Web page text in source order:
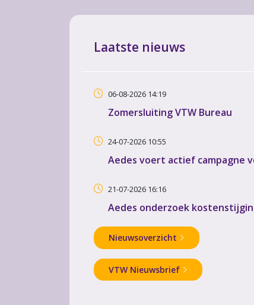
Laatste nieuws
06-08-2026 14:19
Zomersluiting VTW Bureau
24-07-2026 10:55
Aedes voert actief campagne
21-07-2026 16:16
Aedes onderzoek
Nieuwsoverzicht
VTW Nieuwsbrief